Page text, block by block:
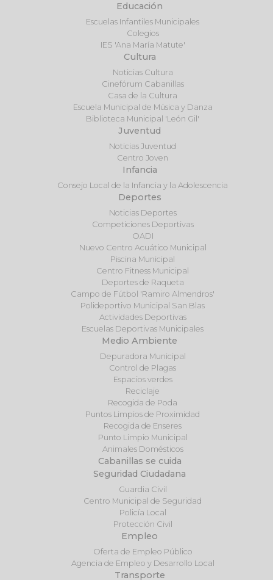
Educación
Escuelas Infantiles Municipales
Colegios
IES 'Ana María Matute'
Cultura
Noticias Cultura
Cinefórum Cabanillas
Casa de la Cultura
Escuela Municipal de Música y Danza
Biblioteca Municipal 'León Gil'
Juventud
Noticias Juventud
Centro Joven
Infancia
Consejo Local de la Infancia y la Adolescencia
Deportes
Noticias Deportes
Competiciones Deportivas
OADI
Nuevo Centro Acuático Municipal
Piscina Municipal
Centro Fitness Municipal
Deportes de Raqueta
Campo de Fútbol 'Ramiro Almendros'
Polideportivo Municipal San Blas
Actividades Deportivas
Escuelas Deportivas Municipales
Medio Ambiente
Depuradora Municipal
Control de Plagas
Espacios verdes
Reciclaje
Recogida de Poda
Puntos Limpios de Proximidad
Recogida de Enseres
Punto Limpio Municipal
Animales Domésticos
Cabanillas se cuida
Seguridad Ciudadana
Guardia Civil
Centro Municipal de Seguridad
Policía Local
Protección Civil
Empleo
Oferta de Empleo Público
Agencia de Empleo y Desarrollo Local
Transporte